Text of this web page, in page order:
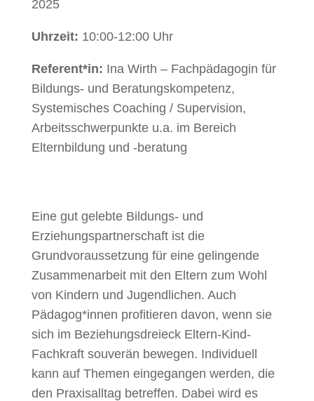
2025
Uhrzeit: 10:00-12:00 Uhr
Referent*in: Ina Wirth – Fachpädagogin für
Bildungs- und Beratungskompetenz,
Systemisches Coaching / Supervision,
Arbeitsschwerpunkte u.a. im Bereich
Elternbildung und -beratung
Eine gut gelebte Bildungs- und
Erziehungspartnerschaft ist die
Grundvoraussetzung für eine gelingende
Zusammenarbeit mit den Eltern zum Wohl
von Kindern und Jugendlichen. Auch
Pädagog*innen profitieren davon, wenn sie
sich im Beziehungsdreieck Eltern-Kind-
Fachkraft souverän bewegen. Individuell
kann auf Themen eingegangen werden, die
den Praxisalltag betreffen. Dabei wird es